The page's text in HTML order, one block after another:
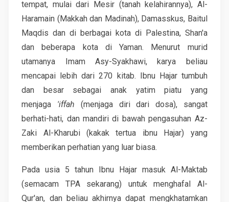
tempat, mulai dari Mesir (tanah kelahirannya), Al-
Haramain (Makkah dan Madinah), Damasskus, Baitul
Maqdis dan di berbagai kota di Palestina, Shan'a
dan beberapa kota di Yaman. Menurut murid
utamanya Imam Asy-Syakhawi, karya beliau
mencapai lebih dari 270 kitab. Ibnu Hajar tumbuh
dan besar sebagai anak yatim piatu yang
menjaga 'iffah (menjaga diri dari dosa), sangat
berhati-hati, dan mandiri di bawah pengasuhan Az-
Zaki Al-Kharubi (kakak tertua ibnu Hajar) yang
memberikan perhatian yang luar biasa.
Pada usia 5 tahun Ibnu Hajar masuk Al-Maktab
(semacam TPA sekarang) untuk menghafal Al-
Qur'an, dan beliau akhirnya dapat mengkhatamkan